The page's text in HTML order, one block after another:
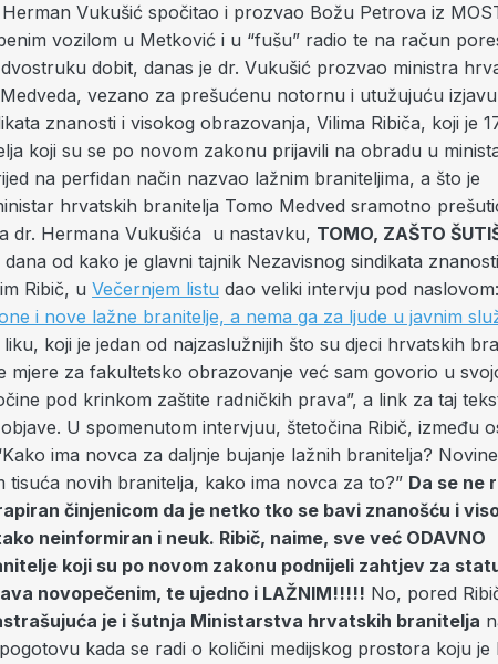
Vukušić spočitao i prozvao Božu Petrova iz
vozilom u Metković i u “fušu” radio te na račun
dobit, danas je dr. Vukušić prozvao ministra
vezano za prešućenu notornu i utužujuću
znanosti i visokog obrazovanja, Vilima Ribiča, koji je
koji su se po novom zakonu prijavili na obradu u
na perfidan način nazvao lažnim braniteljima, a što je
hrvatskih branitelja Tomo Medved sramotno
dr. Hermana Vukušića u nastavku, TOMO, ZAŠTO
od kako je glavni tajnik Nezavisnog sindikata
Ribič, u Večernjem listu dao veliki intervju pod
i nove lažne branitelje, a nema ga za ljude u javnim
koji je jedan od najzaslužnijih što su djeci hrvatskih
mjere za fakultetsko obrazovanje već sam govorio u
pod krinkom zaštite radničkih prava”, a link za taj
U spomenutom intervjuu, štetočina Ribič, između
ima novca za daljnje bujanje lažnih branitelja?
tisuća novih branitelja, kako ima novca za to?” Da se ne
činjenicom da je netko tko se bavi znanošću i
neinformiran i neuk. Ribič, naime, sve već ODAVNO
koji su po novom zakonu podnijeli zahtjev za
novopečenim, te ujedno i LAŽNIM!!!!! No, pored
je i šutnja Ministarstva hrvatskih branitelja
kada se radi o količini medijskog prostora koju je